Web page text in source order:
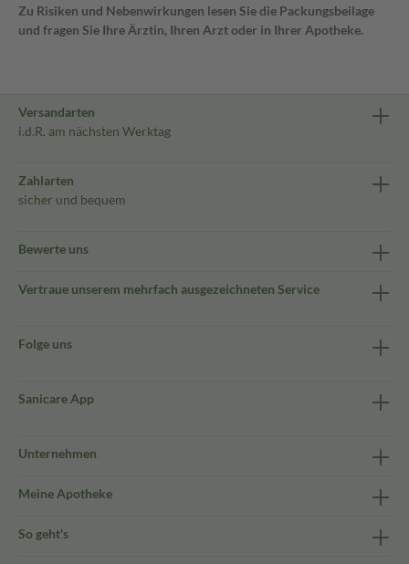
Zu Risiken und Nebenwirkungen lesen Sie die Packungsbeilage
und fragen Sie Ihre Ärztin, Ihren Arzt oder in Ihrer Apotheke.
Versandarten
i.d.R. am nächsten Werktag
Zahlarten
sicher und bequem
Bewerte uns
Vertraue unserem mehrfach ausgezeichneten Service
Folge uns
Sanicare App
Unternehmen
Meine Apotheke
So geht's